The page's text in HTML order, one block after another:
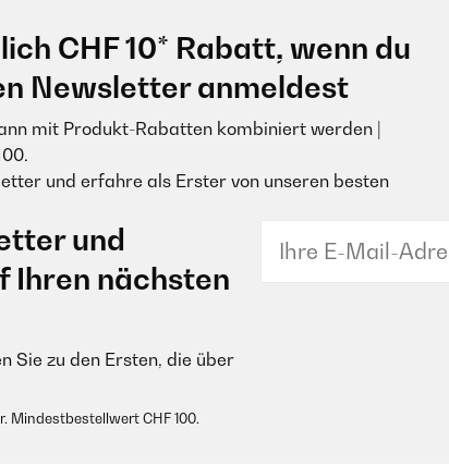
CHF 10* Rabatt, wenn du
Newsletter anmeldest
mit Produkt-Rabatten kombiniert werden |
und erfahre als Erster von unseren besten
und
Ihren nächsten
Sie zu den Ersten, die über
Mindestbestellwert CHF 100.